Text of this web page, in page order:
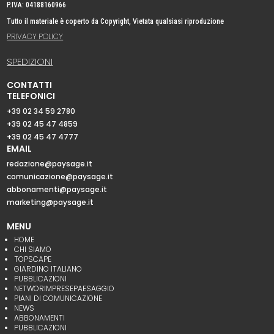
P.IVA: 04188160966
Tutto il materiale è coperto da Copyright, Vietata qualsiasi riproduzione
PRIVACY POLICY
SPEDIZIONI
CONTATTI
TELEFONICI
+39 02 34 59 2780
+39 02 45 47 4859
+39 02 45 47 4777
EMAIL
redazione@paysage.it
comunicazione@paysage.it
abbonamenti@paysage.it
marketing@paysage.it
MENU
HOME
CHI SIAMO
TOPSCAPE
GIARDINO ITALIANO
PUBBLICAZIONI
NETWORIMPRESEPAESAGGIO
PIANI DI COMUNICAZIONE
NEWS
ABBONAMENTI
PUBBLICAZIONI